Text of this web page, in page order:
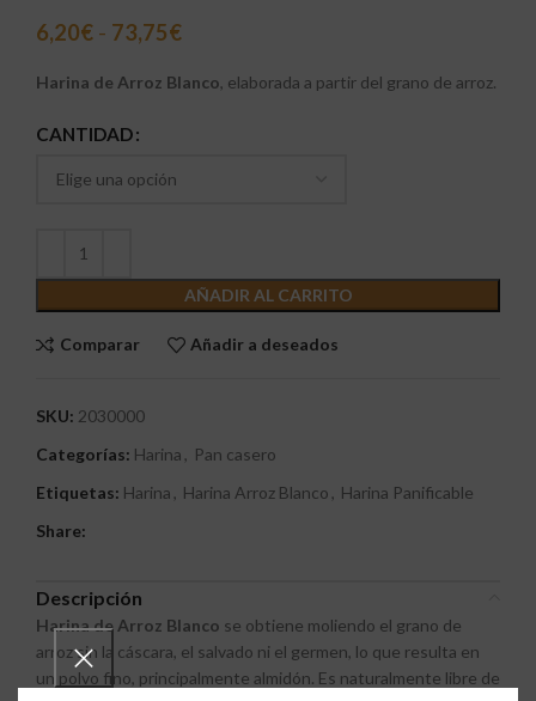
6,20€ - 73,75€
Harina de Arroz Blanco, elaborada a partir del grano de arroz.
CANTIDAD
AÑADIR AL CARRITO
Comparar Añadir a deseados
SKU: 2030000
Categorías: Harina , Pan casero
Etiquetas: Harina , Harina Arroz Blanco , Harina Panificable
Share:
Descripción
Harina de Arroz Blanco se obtiene moliendo el grano de
arroz sin la cáscara, el salvado ni el germen, lo que resulta en
un polvo fino, principalmente almidón. Es naturalmente libre de